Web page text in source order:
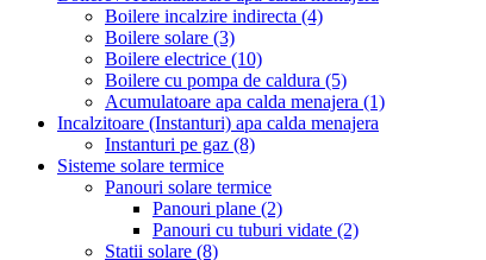
Boilere incalzire indirecta (4)
Boilere solare (3)
Boilere electrice (10)
Boilere cu pompa de caldura (5)
Acumulatoare apa calda menajera (1)
Incalzitoare (Instanturi) apa calda menajera
Instanturi pe gaz (8)
Sisteme solare termice
Panouri solare termice
Panouri plane (2)
Panouri cu tuburi vidate (2)
Statii solare (8)